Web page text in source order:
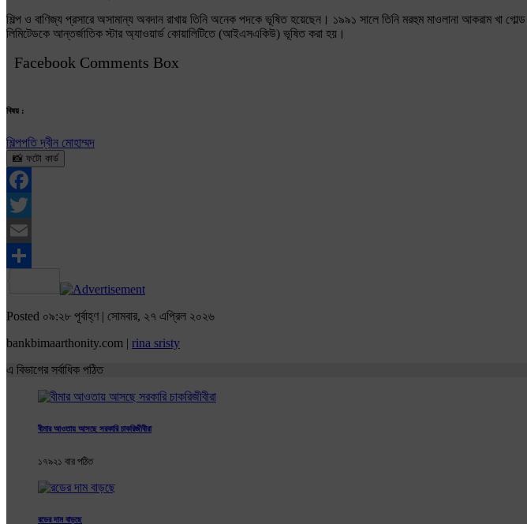
শিল্প ও বাণিজ্য প্রসারে অসামান্য অবদান রাখায় তিনি অনেক পদকে ভূষিত হয়েছেন। ১৯৯১ সালে তিনি মরহুম মাওলানা আকরাম খা
লিমিটেডকে আন্তর্জাতিক স্টার অ্যাওয়ার্ড কোয়ালিটিতে (আইএসএকিউ) ভূষিত করা হয়।
Facebook Comments Box
বিষয় :
শিল্পপতি দ্বীন মোহাম্মদ
📸 ফটো কার্ড
Facebook
Twitter
Email
Share
Posted ০৯:২৮ পূর্বাহ্ণ | সোমবার, ২৭ এপ্রিল ২০২৬
bankbimaarthonity.com | rina sristy
এ বিভাগের সর্বাধিক পঠিত
বীমার আওতায় আসছে সরকারি চাকরিজীবীরা
১৭৯২১ বার পঠিত
রডের দাম বাড়ছে